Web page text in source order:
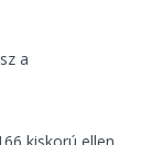
a